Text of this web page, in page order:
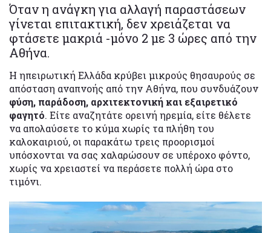
Όταν η ανάγκη για αλλαγή παραστάσεων
γίνεται επιτακτική, δεν χρειάζεται να
φτάσετε μακριά -μόνο 2 με 3 ώρες από την
Αθήνα.
Η ηπειρωτική Ελλάδα κρύβει μικρούς θησαυρούς σε
απόσταση αναπνοής από την Αθήνα, που συνδυάζουν
φύση, παράδοση, αρχιτεκτονική και εξαιρετικό
φαγητό. Είτε αναζητάτε ορεινή ηρεμία, είτε θέλετε
να απολαύσετε το κύμα χωρίς τα πλήθη του
καλοκαιριού, οι παρακάτω τρεις προορισμοί
υπόσχονται να σας χαλαρώσουν σε υπέροχο φόντο,
χωρίς να χρειαστεί να περάσετε πολλή ώρα στο
τιμόνι.